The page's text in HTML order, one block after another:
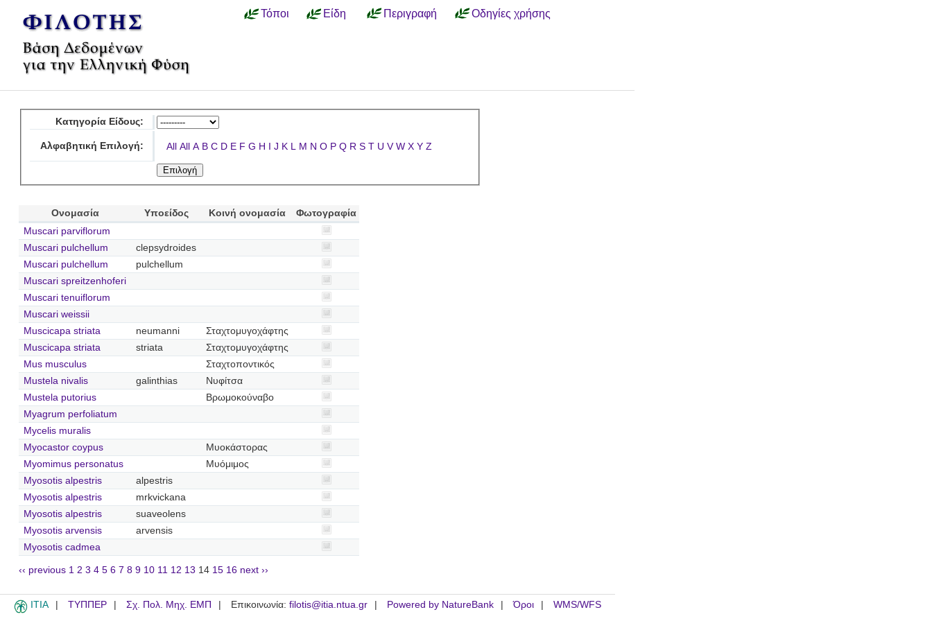
Τόποι Είδη Περιγραφή Οδηγίες χρήσης
Κατηγορία Είδους:
Αλφαβητική Επιλογή: All All A B C D E F G H I J K L M N O P Q R S T U V W X Y Z
Ονομασία Υποείδος Κοινή ονομασία
Φωτογραφία
Muscari parviflorum
Muscari pulchellum
clepsydroides
Muscari pulchellum
pulchellum
Muscari spreitzenhoferi
Muscari tenuiflorum
Muscari weissii
Muscicapa striata
neumanni
Σταχτομυγοχάφτης
Muscicapa striata
striata
Σταχτομυγοχάφτης
Mus musculus
Σταχτοποντικός
Mustela nivalis
galinthias
Νυφίτσα
Mustela putorius
Βρωμοκούναβο
Myagrum perfoliatum
Mycelis muralis
Myocastor coypus
Μυοκάστορας
Myomimus personatus
Μυόμιμος
Myosotis alpestris
alpestris
Myosotis alpestris
mrkvickana
Myosotis alpestris
suaveolens
Myosotis arvensis
arvensis
Myosotis cadmea
‹‹ previous 1 2 3 4 5 6 7 8 9 10 11 12 13 14 15 16 next ››
ITIA ΤΥΠΠΕΡ Σχ. Πολ. Μηχ. ΕΜΠ Επικοινωνία: filotis@itia.ntua.gr Powered by NatureBank Όροι WMS/WFS